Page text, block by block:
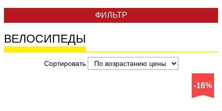
ФИЛЬТР
ВЕЛОСИПЕДЫ
Сортировать
-16%